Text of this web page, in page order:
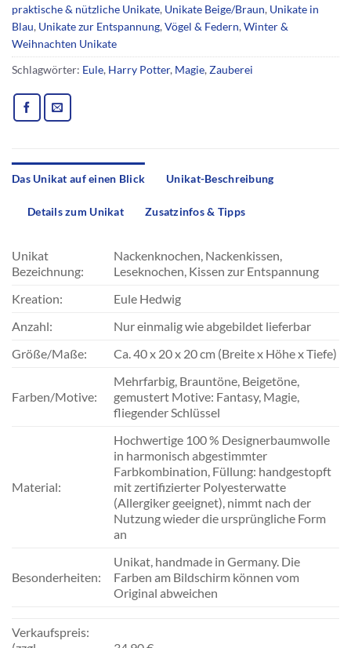
praktische & nützliche Unikate, Unikate Beige/Braun, Unikate in
Blau, Unikate zur Entspannung,Vögel & Federn,Winter &
Weihnachten Unikate
Schlagwörter: Eule, Harry Potter, Magie,Zauberei
Das Unikat auf einen Blick Unikat-Beschreibung
Details zum Unikat Zusatzinfos & Tipps
Unikat
Bezeichnung:
Nackenknochen, Nackenkissen,
Leseknochen, Kissen zur Entspannung
Kreation:
Eule Hedwig
Anzahl:
Nur einmalig wie abgebildet lieferbar
Größe/Maße:
Ca. 40 x 20 x 20 cm (Breite x Höhe x Tiefe)
Farben/Motive:
Mehrfarbig, Brauntöne, Beigetöne,
gemustert Motive: Fantasy, Magie,
fliegender Schlüssel
Material:
Hochwertige 100 % Designerbaumwolle
in harmonisch abgestimmter
Farbkombination, Füllung: handgestopft
mit zertifizierter Polyesterwatte
(Allergiker geeignet), nimmt nach der
Nutzung wieder die ursprüngliche Form
an
Besonderheiten:
Unikat, handmade in Germany. Die
Farben am Bildschirm können vom
Original abweichen
Verkaufspreis: